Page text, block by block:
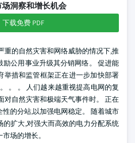
洞察和增长机会
下载免费 PDF
重的自然灾害和网络威胁的情况下,推
励公用事业升级其分销网络。 促进能
举措和监管框架正在进一步加快部署
。 。 人们越来越重视提高电网的复
对自然灾害和极端天气事件时。 正在
的分站,以加强电网稳定。 随着城市
的扩大,对强大而高效的电力分配系统
场的增长。